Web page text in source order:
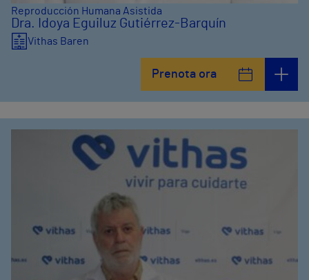
Reproducción Humana Asistida
Dra. Idoya Eguiluz Gutiérrez-Barquín
Vithas Baren
Prenota ora